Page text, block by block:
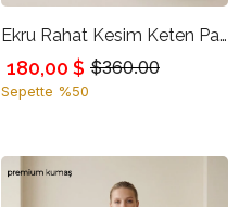
Ekru Rahat Kesim Keten Pantolon
$360.00
180,00 $
Sepette %50